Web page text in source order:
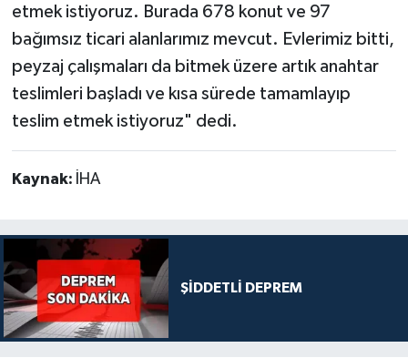
etmek istiyoruz. Burada 678 konut ve 97
bağımsız ticari alanlarımız mevcut. Evlerimiz bitti,
peyzaj çalışmaları da bitmek üzere artık anahtar
teslimleri başladı ve kısa sürede tamamlayıp
teslim etmek istiyoruz" dedi.
Kaynak: İHA
ŞİDDETLİ DEPREM